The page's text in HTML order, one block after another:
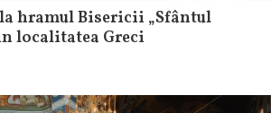
hramul Bisericii „Sfântul
localitatea Greci